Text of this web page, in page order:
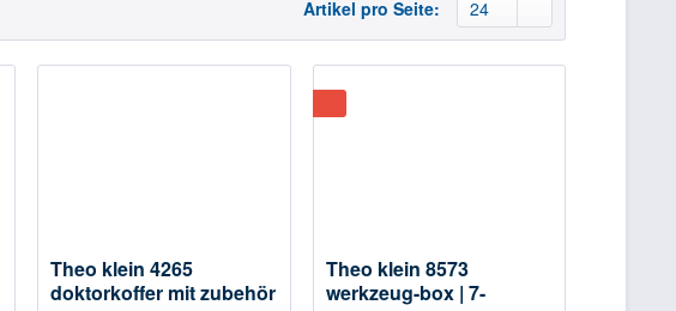
Artikel pro Seite:
Theo klein 4265
doktorkoffer mit zubehör
Theo klein 8573
werkzeug-box | 7-